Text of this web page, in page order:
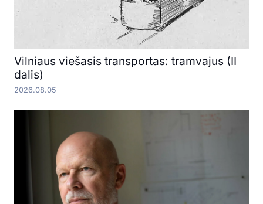
Vilniaus viešasis transportas: tramvajus (II
dalis)
2026.08.05